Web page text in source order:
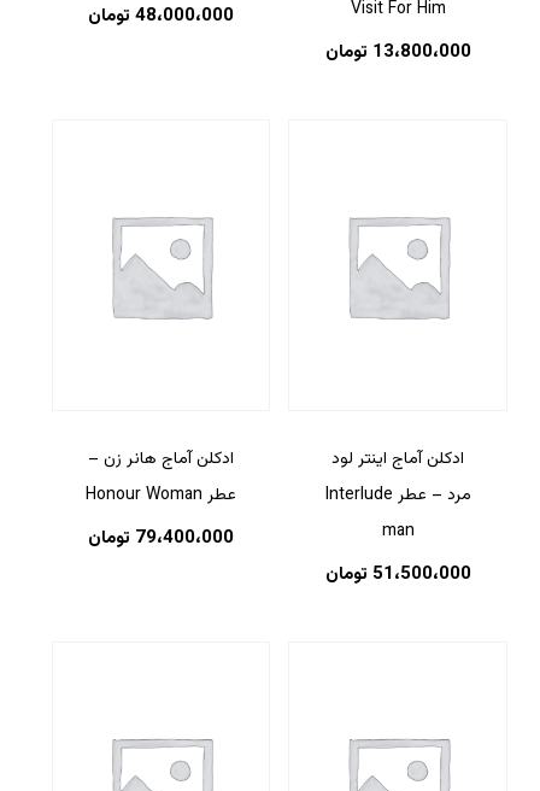
Visit For Him
13،800،000 تومان
48،000،000 تومان
ادکلن آماج اینتر لود
مرد – عطر Interlude
man
51،500،000 تومان
ادکلن آماج هانر زن –
عطر Honour Woman
79،400،000 تومان